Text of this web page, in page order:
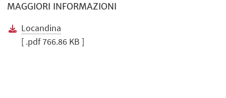
MAGGIORI INFORMAZIONI
Locandina
[ .pdf 766.86 KB ]